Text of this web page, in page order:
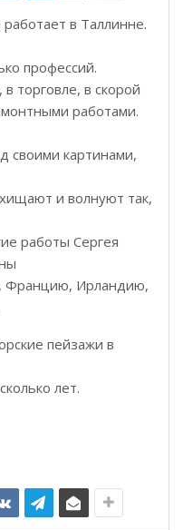
в Таллинне.
профессий.
торговле, в скорой
работами.
своими картинами,
и волнуют так,
работы Сергея
Францию, Ирландию,
пейзажи в
лет.